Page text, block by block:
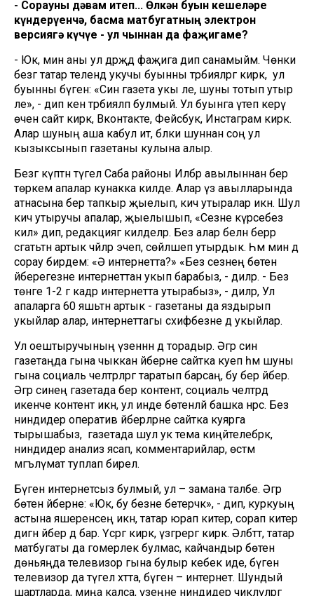
- Сорауны дәвам итеп... Өлкән буын кешеләре
күндерүенчә, басма матбугатның электрон
версиягә күчүе - ул чыннан да фаҗигаме?
- Юк, мин аны ул дәрәҗәдә фаҗига дип санамыйм. Чөнки
безгә татар телендә укучы буынны тәрбияләргә кирәк, ә ул
буынны бүген: «Син газета укы әле, шуны тотып утыр
әле», - дип кенә тәрбияләп булмый. Ул буынга үтеп керү
өчен сайт кирәк, Вконтакте, Фейсбук, Инстаграм кирәк.
Алар шуның аша кабул итә, бәлки шуннан соң ул
кызыксынып газетаны кулына алыр.
Безгә күптән түгел Саба районы Иләбәр авылыннан бер
төркем апалар кунакка килде. Алар үз авылларында
атнасына бер тапкыр җыелып, кич утыралар икән. Шул
кич утыручы апалар, җыелышып, «Сезне күрәсебез
килә» дип, редакциягә килделәр. Без алар белән берәр
сәгатьтән артык чәйләр эчеп, сөйләшеп утырдык. Һәм мин дә
сорау бирдем: «Ә интернетта?» «Без сезнең бөтен
әйберегезне интернеттан укып барабыз, - диләр. - Без
төнге 1-2 гә кадәр интернетта утырабыз», - диләр, Ул
апаларга 60 яшьтән артык - газетаны да яздырып
укыйлар алар, интернеттагы сәхифәбезне дә укыйлар.
Ул оештыручының үзеннән дә торадыр. Әгәр син
газетаңда гына чыккан әйберне сайтка куеп һәм шуны
гына социаль челтәрләргә таратып барсаң, бу бер әйбер.
Әгәр синең газетада бер контент, социаль челтәрдә
икенче контент икән, ул инде бөтенләй башка нәрсә. Без
ниндидер оператив әйберләрне сайтка куярга
тырышабыз, ә газетада шул ук тема киңәйтелебрәк,
ниндидер анализ ясап, комментарийлар, өстәмә
мәгълүмат туплап бирелә.
Бүген интернетсыз булмый, ул – замана таләбе. Әгәр
бөтен әйберне: «Юк, бу безне бетерәчәк», - дип, куркуың
астына яшеренәсең икән, татар юрап китерә, сорап китерә
дигән әйбер дә бар. Үсәргә кирәк, үзгәрергә кирәк. Әлбәттә, татар
матбугаты да гомерлек булмас, кайчандыр бөтен
дөньяңда телевизор гына булыр кебек иде, бүген
телевизор да түгел хәтта, бүген – интернет. Шундый
шартларда, миңа калса, үзеңне ниндидер чикләүләргә